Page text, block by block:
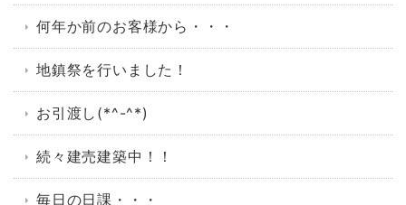
何年か前のお客様から・・・
地鎮祭を行いました！
お引渡し(*^-^*)
続々建売建築中！！
毎日の日課・・・